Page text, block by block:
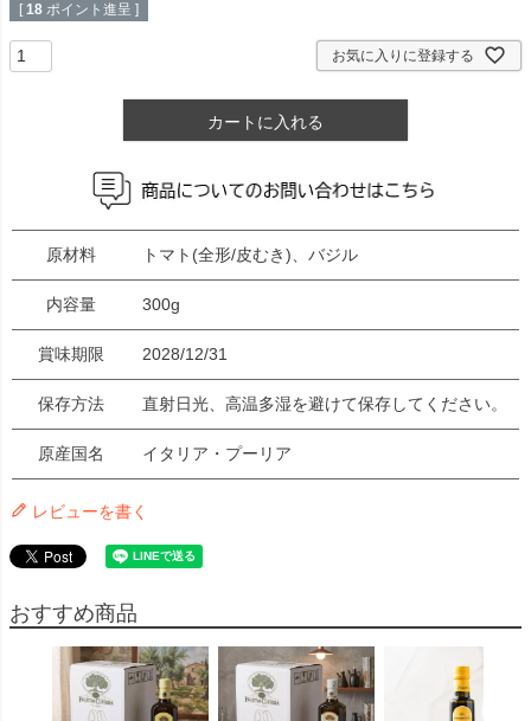
[ 18 ポイント進呈 ]
お気に入りに登録する
カートに入れる
原材料 トマト(全形/皮むき)、バジル
内容量 300g
賞味期限 2028/12/31
保存方法 直射日光、高温多湿を避けて保存してください。
原産国名 イタリア・プーリア
レビューを書く
おすすめ商品